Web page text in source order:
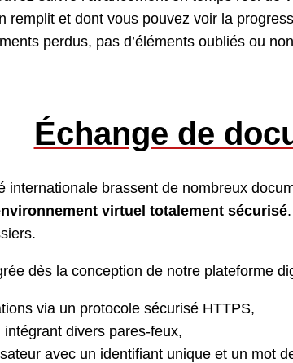
remplit et dont vous pouvez voir la
perdus, pas d’éléments oubliés ou
Échange de
internationale brassent de nombreux
virtuel totalement sécurisé
dès la conception de notre plateforme
via un protocole sécurisé HTTPS,
divers pares-feux,
avec un identifiant unique et un mot